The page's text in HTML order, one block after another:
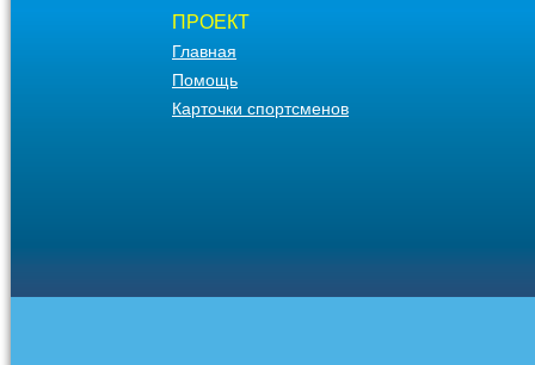
ПРОЕКТ
Главная
Помощь
Карточки спортсменов